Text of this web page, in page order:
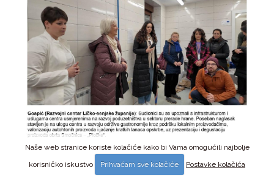
Naše web stranice koriste kolačiće kako bi Vama omogućili najbolje
korisničko iskustvo
Prihvaćam sve kolačiće Postavke kolačića